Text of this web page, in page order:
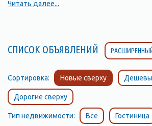
детей. Полуостров Тарханкут является
Крыма являются: Большой и Малый Атеш
известняковые мысы), Джангульское
острова и другое. &;Черноморское- это
типа, центр Черноморского района
Крым. Границы района совпадают с
Тарханкут - западной части Крыма.
Читать далее...
СПИСОК ОБЪЯВЛЕНИЙ
Сортировка: Новые сверху
Дорогие сверху
Тип недвижимости: Все Гостиница